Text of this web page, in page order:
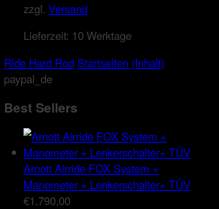
zzgl. Versand
Lieferzeit: 10 Werktage
Ride Hard Rod Startseiten (Inhalt)
paypal_de
Best Sellers
Arnott Airride FOX System +
Manometer + Lenkerschalter+ TÜV
€1.790,00